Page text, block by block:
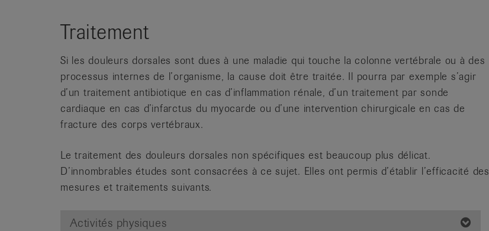
Traitement
Si les douleurs dorsales sont dues à une maladie qui touche la colonne vertébrale ou à des
processus internes de l’organisme, la cause doit être traitée. Il pourra par exemple s’agir
d’un traitement antibiotique en cas d’inflammation rénale, d’un traitement par sonde
cardiaque en cas d’infarctus du myocarde ou d’une intervention chirurgicale en cas de
fracture des corps vertébraux.
Le traitement des douleurs dorsales non spécifiques est beaucoup plus délicat.
D’innombrables études sont consacrées à ce sujet. Elles ont permis d’établir l’efficacité des
mesures et traitements suivants.
Activités physiques